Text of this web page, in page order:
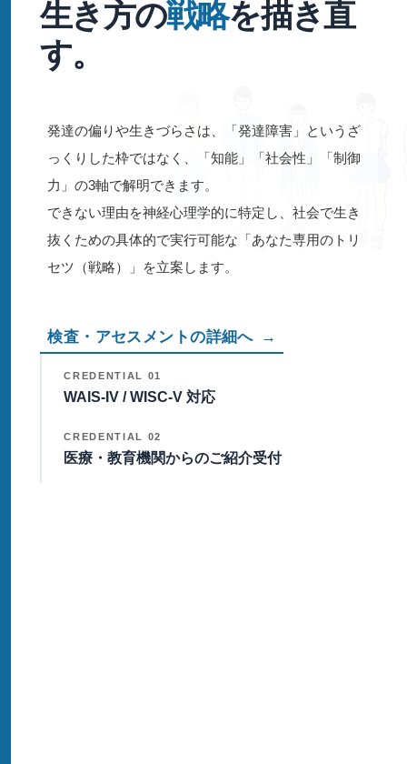
生き方の戦略を描き直
す。
発達の偏りや生きづらさは、「発達障害」というざ
っくりした枠ではなく、「知能」「社会性」「制御
力」の3軸で解明できます。
できない理由を神経心理学的に特定し、社会で生き
抜くための具体的で実行可能な「あなた専用のトリ
セツ（戦略）」を立案します。
検査・アセスメントの詳細へ →
CREDENTIAL 01
WAIS-IV / WISC-V 対応
CREDENTIAL 02
医療・教育機関からのご紹介受付